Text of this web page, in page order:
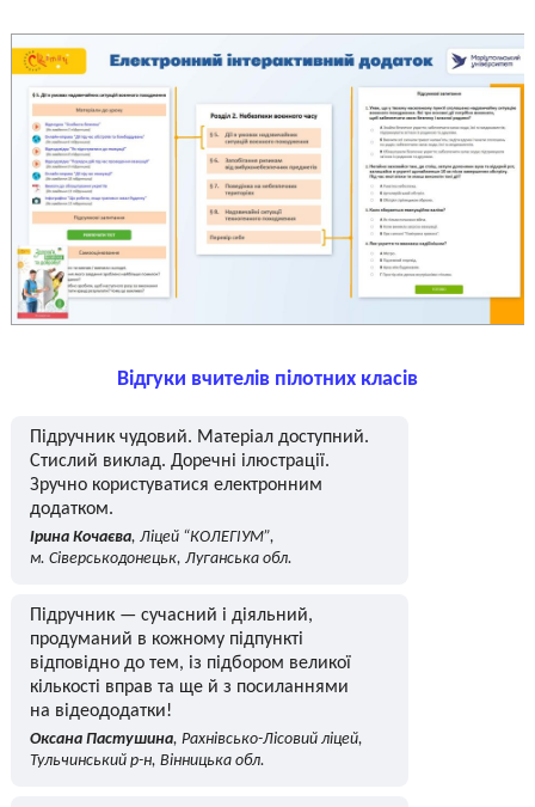
Відгуки вчителів пілотних класів
Підручник чудовий. Матеріал доступний.
Стислий виклад. Доречні ілюстрації.
Зручно користуватися електронним
додатком.
Ірина Кочаєва, Ліцей “КОЛЕГІУМ”,
м. Сіверськодонецьк, Луганська обл.
Підручник — сучасний і діяльний,
продуманий в кожному підпункті
відповідно до тем, із підбором великої
кількості вправ та ще й з посиланнями
на відеододатки!
Оксана Пастушина, Рахнівсько-Лісовий ліцей,
Тульчинський р-н, Вінницька обл.